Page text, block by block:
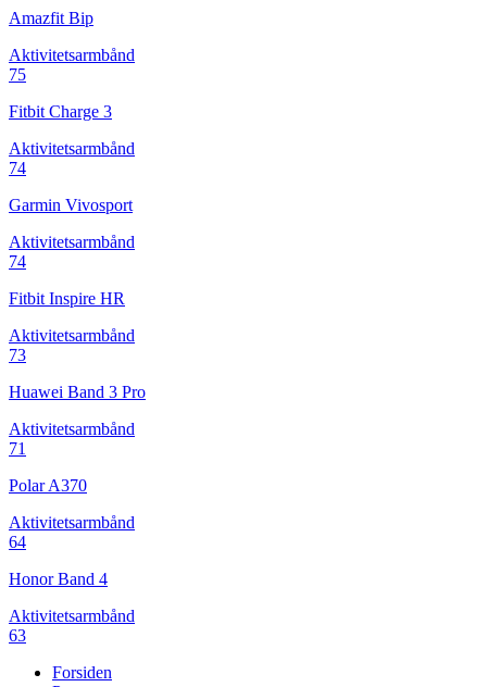
Amazfit Bip
Aktivitetsarmbånd
75
Fitbit Charge 3
Aktivitetsarmbånd
74
Garmin Vivosport
Aktivitetsarmbånd
74
Fitbit Inspire HR
Aktivitetsarmbånd
73
Huawei Band 3 Pro
Aktivitetsarmbånd
71
Polar A370
Aktivitetsarmbånd
64
Honor Band 4
Aktivitetsarmbånd
63
Forsiden